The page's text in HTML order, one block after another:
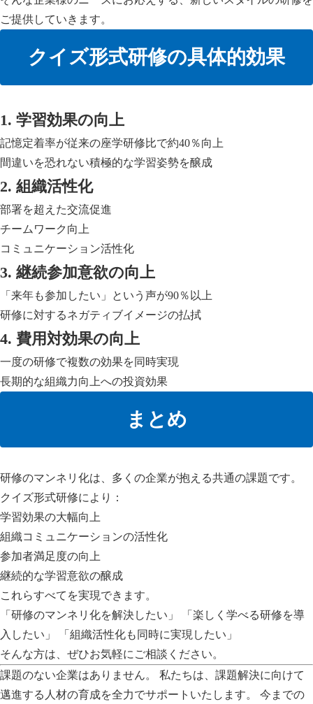
ご提供していきます。
クイズ形式研修の具体的効果
1. 学習効果の向上
記憶定着率が従来の座学研修比で約40％向上
間違いを恐れない積極的な学習姿勢を醸成
2. 組織活性化
部署を超えた交流促進
チームワーク向上
コミュニケーション活性化
3. 継続参加意欲の向上
「来年も参加したい」という声が90％以上
研修に対するネガティブイメージの払拭
4. 費用対効果の向上
一度の研修で複数の効果を同時実現
長期的な組織力向上への投資効果
まとめ
研修のマンネリ化は、多くの企業が抱える共通の課題です。
クイズ形式研修により：
学習効果の大幅向上
組織コミュニケーションの活性化
参加者満足度の向上
継続的な学習意欲の醸成
これらすべてを実現できます。
「研修のマンネリ化を解決したい」 「楽しく学べる研修を導
入したい」 「組織活性化も同時に実現したい」
そんな方は、ぜひお気軽にご相談ください。
課題のない企業はありません。 私たちは、課題解決に向けて
邁進する人材の育成を全力でサポートいたします。 今までの